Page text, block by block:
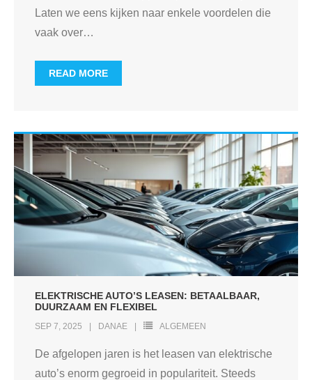
Laten we eens kijken naar enkele voordelen die
vaak over…
READ MORE
ELEKTRISCHE AUTO’S LEASEN: BETAALBAAR,
DUURZAAM EN FLEXIBEL
SEP 7, 2025 DANAE ALGEMEEN
De afgelopen jaren is het leasen van elektrische
auto’s enorm gegroeid in populariteit. Steeds